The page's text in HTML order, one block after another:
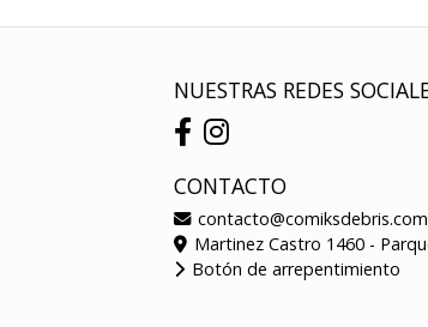
NUESTRAS REDES
CONTACTO
Martinez Castro 1460 -
Botón de arrepentimiento